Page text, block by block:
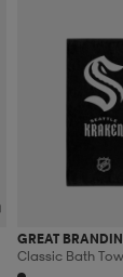
GREAT
Classic Bath